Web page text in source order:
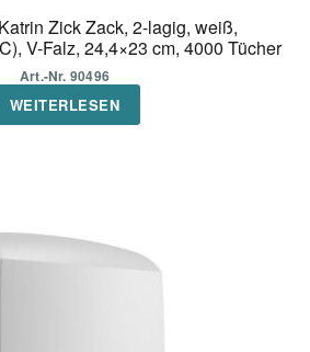
Zick Zack, 2-lagig, weiß,
V-Falz, 24,4×23 cm, 4000 Tücher
Art.-Nr. 90496
WEITERLESEN